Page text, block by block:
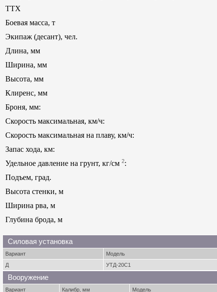
ТТХ
Боевая масса, т
Экипаж (десант), чел.
Длина, мм
Ширина, мм
Высота, мм
Клиренс, мм
Броня, мм:
Скорость максимальная, км/ч:
Скорость максимальная на плаву, км/ч:
Запас хода, км:
Удельное давление на грунт, кг/см 2:
Подъем, град.
Высота стенки, м
Ширина рва, м
Глубина брода, м
Силовая установка
Вариант
Модель
Д
УТД-20С1
Вооружение
Вариант Калибр, мм
Модель